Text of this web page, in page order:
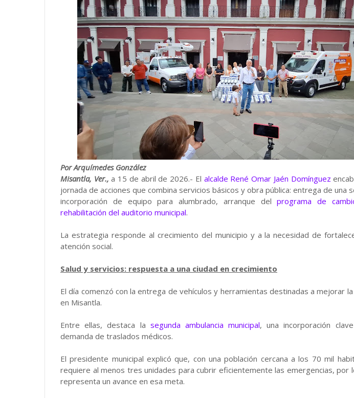
Por Arquímedes González
Misantla, Ver., a 15 de abril de 2026.- El alcalde René Omar Jaén Domínguez
jornada de acciones que combina servicios básicos y obra pública: entrega de una
incorporación de equipo para alumbrado, arranque delprograma de
rehabilitación del auditorio municipal.
La estrategia responde al crecimiento del municipio y a la necesidad de
atención social.
Salud y servicios: respuesta a una ciudad en crecimiento
El día comenzó con la entrega de vehículos y herramientas destinadas a mejorar la
en Misantla.
Entre ellas, destaca la segunda ambulancia municipal, una incorporación
demanda de traslados médicos.
El presidente municipal explicó que, con una población cercana a los 70 mil
requiere al menos tres unidades para cubrir eficientemente las emergencias, por
representa un avance en esa meta.